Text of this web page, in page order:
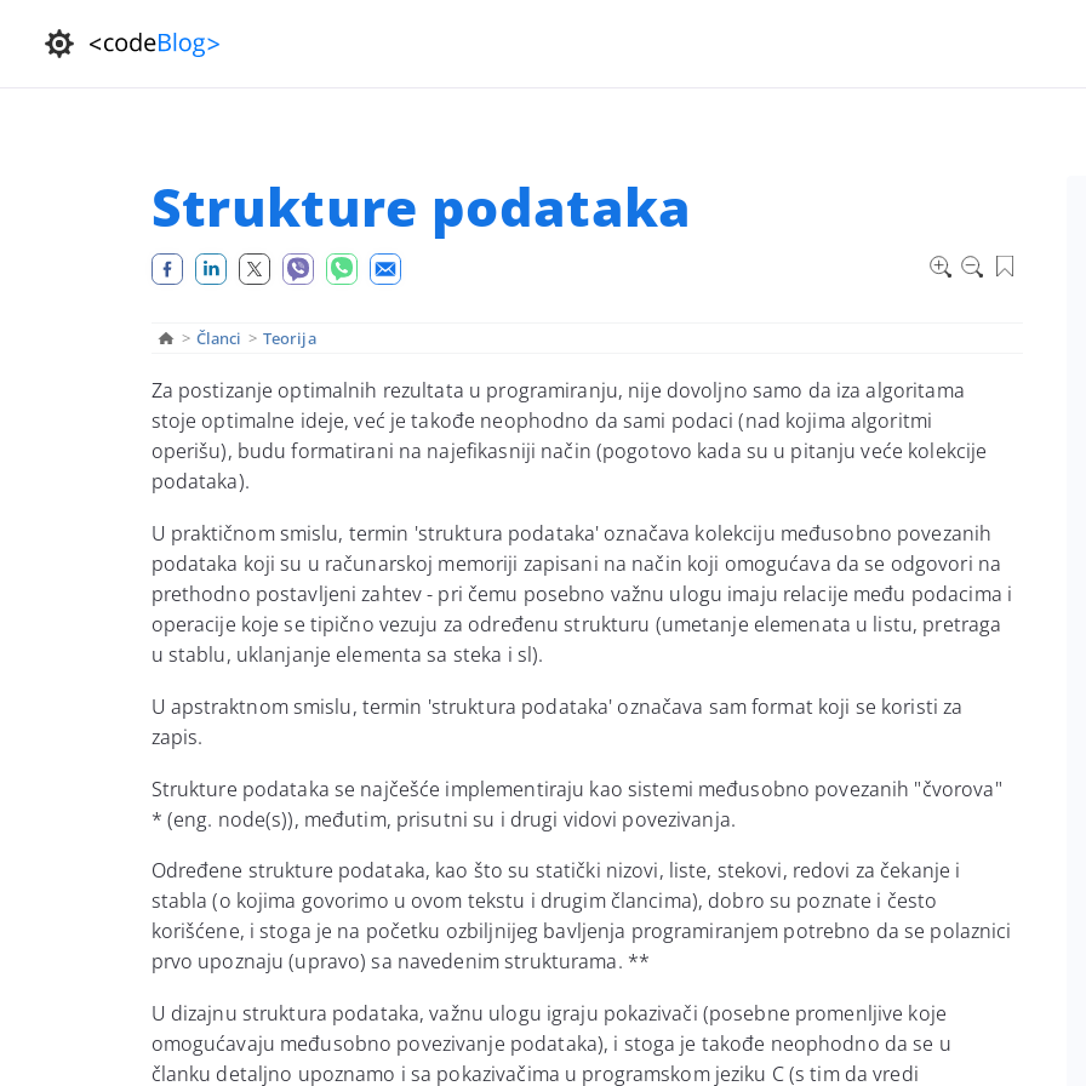
Strukture podataka
> Članci > Teorija
Za postizanje optimalnih rezultata u programiranju, nije dovoljno samo da iza algoritama
stoje optimalne ideje, već je takođe neophodno da sami podaci (nad kojima algoritmi
operišu), budu formatirani na najefikasniji način (pogotovo kada su u pitanju veće kolekcije
podataka).
U praktičnomsmislu, termin 'struktura podataka' označava kolekciju međusobno povezanih
podataka koji su u računarskoj memoriji zapisani na način koji omogućava da se odgovori na
prethodno postavljeni zahtev - pri čemu posebno važnu ulogu imaju relacije među podacima i
operacije koje se tipično vezuju za određenu strukturu (umetanje elemenata u listu, pretraga
u stablu, uklanjanje elementa sa steka i sl).
U apstraktnomsmislu, termin 'struktura podataka' označava sam format koji se koristi za
zapis.
Strukture podataka se najčešće implementiraju kao sistemi međusobno povezanih "čvorova"
* (eng. node(s)), međutim, prisutni su i drugi vidovi povezivanja.
Određene strukture podataka, kao što su statički nizovi, liste, stekovi, redovi za čekanje i
stabla (o kojima govorimo u ovom tekstu i drugim člancima), dobro su poznate i često
korišćene, i stoga je na početku ozbiljnijeg bavljenja programiranjem potrebno da se polaznici
prvo upoznaju (upravo) sa navedenim strukturama. **
U dizajnu struktura podataka, važnu ulogu igraju pokazivači (posebne promenljive koje
omogućavaju međusobno povezivanje podataka), i stoga je takođe neophodno da se u
članku detaljno upoznamo i sa pokazivačima u programskom jeziku C (s tim da vredi